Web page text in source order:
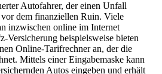
Autofahrer, der einen Unfall
dem finanziellen Ruin. Viele
inzwischen online im Internet
Versicherung beispielsweise bieten
Online-Tarifrechner an, der die
Mittels einer Eingabemaske kann
Autos eingeben und erhält